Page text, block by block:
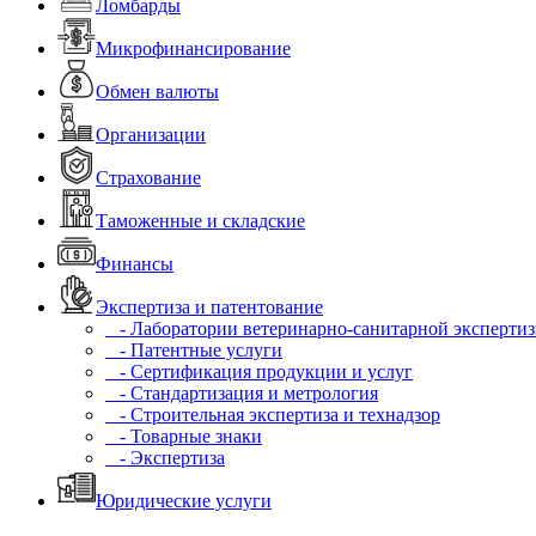
Ломбарды
Микрофинансирование
Обмен валюты
Организации
Страхование
Таможенные и складские
Финансы
Экспертиза и патентование
- Лаборатории ветеринарно-санитарной
- Патентные услуги
- Сертификация продукции и услуг
- Стандартизация и метрология
- Строительная экспертиза и технадзор
- Товарные знаки
- Экспертиза
Юридические услуги